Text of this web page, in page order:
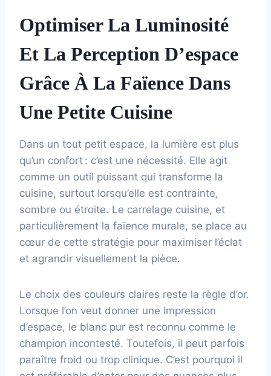
Optimiser La Luminosité
Et La Perception D’espace
Grâce À La Faïence Dans
Une Petite Cuisine
Dans un tout petit espace, la lumière est plus
qu’un confort : c’est une nécessité. Elle agit
comme un outil puissant qui transforme la
cuisine, surtout lorsqu’elle est contrainte,
sombre ou étroite. Le carrelage cuisine, et
particulièrement la faïence murale, se place au
cœur de cette stratégie pour maximiser l’éclat
et agrandir visuellement la pièce.
Le choix des couleurs claires reste la règle d’or.
Lorsque l’on veut donner une impression
d’espace, le blanc pur est reconnu comme le
champion incontesté. Toutefois, il peut parfois
paraître froid ou trop clinique. C’est pourquoi il